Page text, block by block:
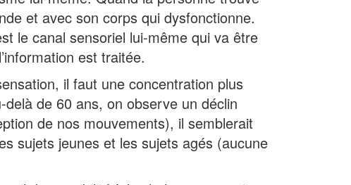
et avec son corps qui dysfonctionne.
le canal sensoriel lui-même qui va être
est traitée.
il faut une concentration plus
de 60 ans, on observe un déclin
de nos mouvements), il semblerait
sujets jeunes et les sujets agés (aucune